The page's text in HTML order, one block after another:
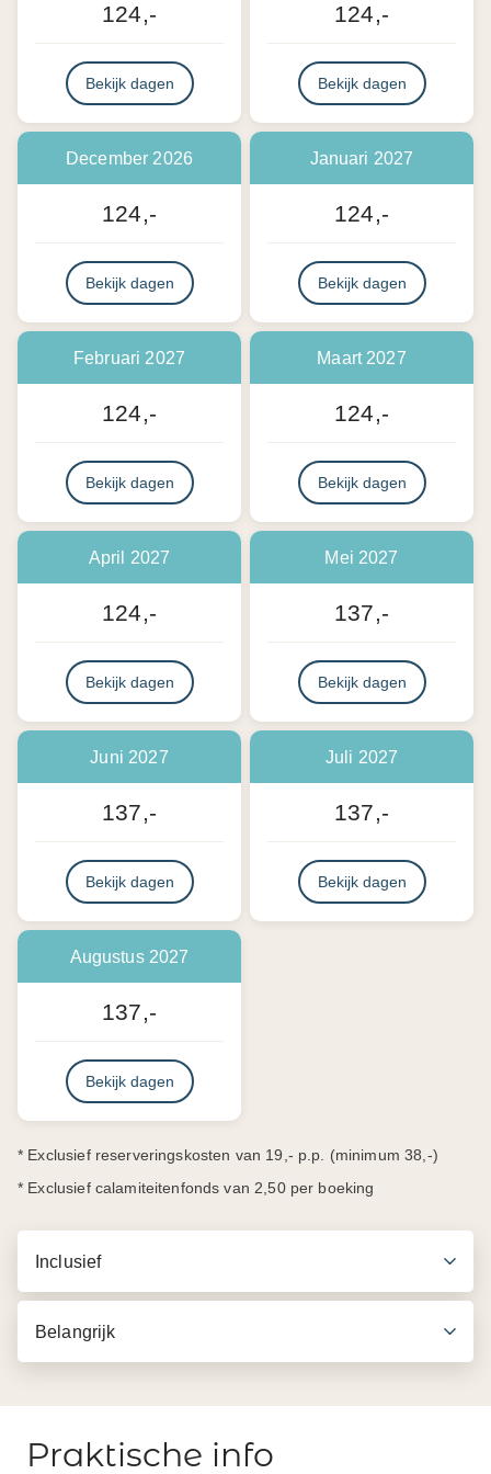
124,-
Bekijk dagen
124,-
Bekijk dagen
December 2026
124,-
Bekijk dagen
Januari 2027
124,-
Bekijk dagen
Februari 2027
124,-
Bekijk dagen
Maart 2027
124,-
Bekijk dagen
April 2027
124,-
Bekijk dagen
Mei 2027
137,-
Bekijk dagen
Juni 2027
137,-
Bekijk dagen
Juli 2027
137,-
Bekijk dagen
Augustus 2027
137,-
Bekijk dagen
* Exclusief reserveringskosten van 19,- p.p. (minimum 38,-)
* Exclusief calamiteitenfonds van 2,50 per boeking
Inclusief
Belangrijk
Praktische info